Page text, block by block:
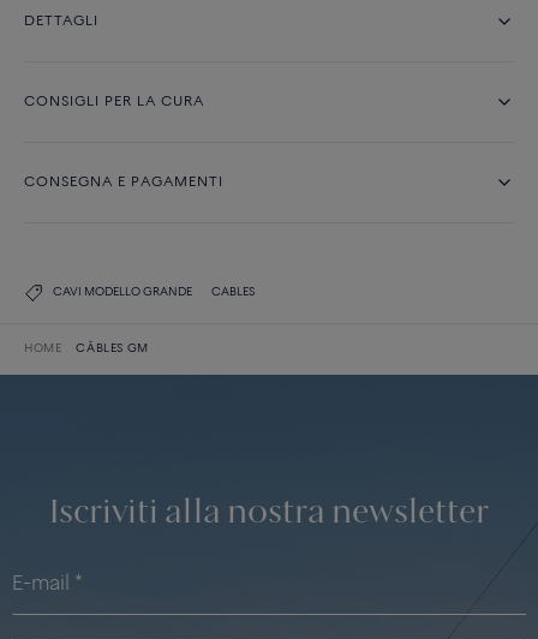
DETTAGLI
CONSIGLI PER LA CURA
CONSEGNA E PAGAMENTI
CAVI MODELLO GRANDE CABLES
HOME CÂBLES GM
Iscriviti alla nostra newsletter